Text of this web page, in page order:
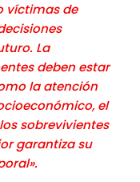
víctimas de
La
deben estar
la atención
el
sobrevivientes
garantiza su